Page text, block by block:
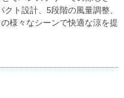
ト設計、5段階の風量調整、
様々なシーンで快適な涼を提